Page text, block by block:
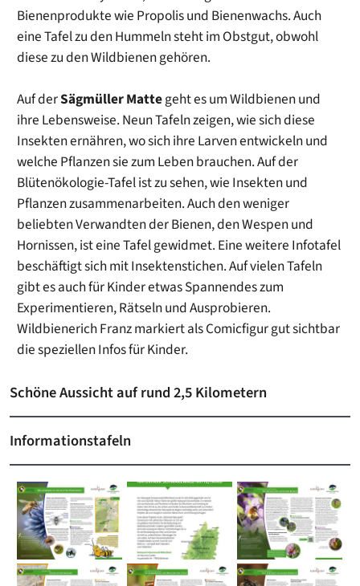
Bienenprodukte wie Propolis und Bienenwachs. Auch
eine Tafel zu den Hummeln steht im Obstgut, obwohl
diese zu den Wildbienen gehören.
Auf derSägmüller Mattegeht es um Wildbienen und
ihre Lebensweise. Neun Tafeln zeigen, wie sich diese
Insekten ernähren, wo sich ihre Larven entwickeln und
welche Pflanzen sie zum Leben brauchen. Auf der
Blütenökologie-Tafel ist zu sehen, wie Insekten und
Pflanzen zusammenarbeiten. Auch den weniger
beliebten Verwandten der Bienen, den Wespen und
Hornissen, ist eine Tafel gewidmet. Eine weitere Infotafel
beschäftigt sich mit Insektenstichen. Auf vielen Tafeln
gibt es auch für Kinder etwas Spannendes zum
Experimentieren, Rätseln und Ausprobieren.
Wildbienerich Franz markiert als Comicfigur gut sichtbar
die speziellen Infos für Kinder.
Schöne Aussicht auf rund 2,5 Kilometern
Informationstafeln